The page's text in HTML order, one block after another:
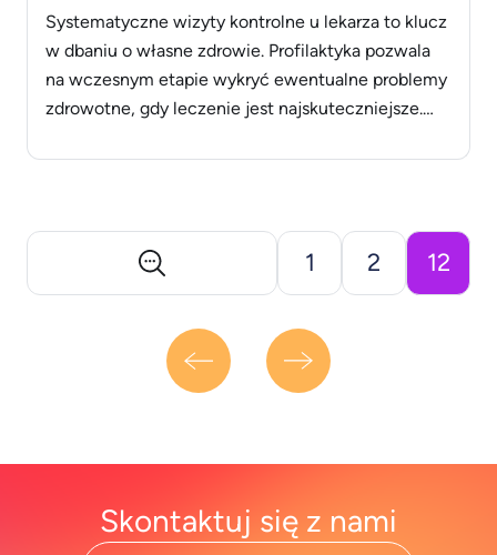
Systematyczne wizyty kontrolne u lekarza to klucz
w dbaniu o własne zdrowie. Profilaktyka pozwala
na wczesnym etapie wykryć ewentualne problemy
zdrowotne, gdy leczenie jest najskuteczniejsze.
od czego zależy częstotliwość wizyt w gabinecie
1 2 12
Skontaktuj się z nami